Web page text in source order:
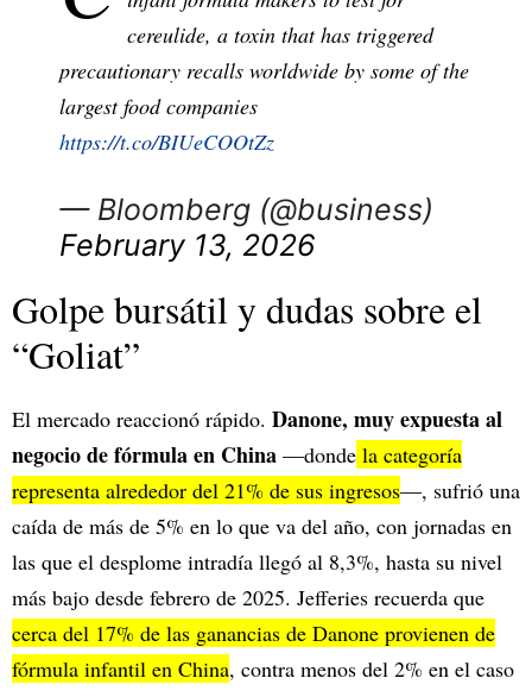
cereulide, a toxin that has triggered
precautionary recalls worldwide by some of the
largest food companies
https://t.co/BIUeCOOtZz
— Bloomberg (@business)
February 13, 2026
Golpe bursátil y dudas sobre el
“Goliat”
El mercado reaccionó rápido. Danone, muy expuesta al
negocio de fórmula en China —donde la categoría
representa alrededor del 21% de sus ingresos—, sufrió una
caída de más de 5% en lo que va del año, con jornadas en
las que el desplome intradía llegó al 8,3%, hasta su nivel
más bajo desde febrero de 2025. Jefferies recuerda que
cerca del 17% de las ganancias de Danone provienen de
fórmula infantil en China, contra menos del 2% en el caso